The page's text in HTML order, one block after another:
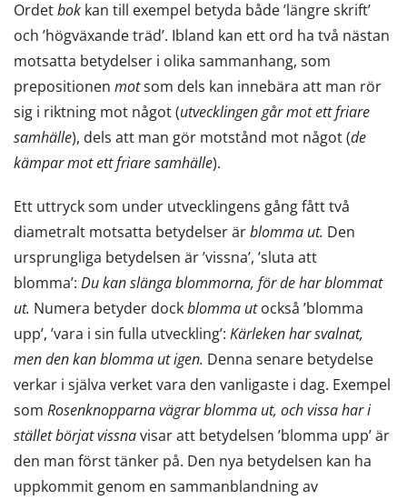
Ordetbok kan till exempel betyda både ’längre skrift’
och ’högväxande träd’. Ibland kan ett ord ha två nästan
motsatta betydelser i olika sammanhang, som
prepositionen motsom dels kan innebära att man rör
sig i riktning mot något (utvecklingen går mot ett friare
samhälle), dels att man gör motstånd mot något (de
kämpar mot ett friare samhälle).
Ett uttryck som under utvecklingens gång fått två
diametralt motsatta betydelser ärblomma ut. Den
ursprungliga betydelsen är ’vissna’, ’sluta att
blomma’: Du kan slänga blommorna, för de har blommat
ut. Numera betyder dockblomma utockså ’blomma
upp’, ’vara i sin fulla utveckling’: Kärleken har svalnat,
men den kan blomma ut igen. Denna senare betydelse
verkar i själva verket vara den vanligaste i dag. Exempel
som Rosenknopparna vägrar blomma ut, och vissa har i
stället börjat vissnavisar att betydelsen ’blomma upp’ är
den man först tänker på. Den nya betydelsen kan ha
uppkommit genom en sammanblandning av